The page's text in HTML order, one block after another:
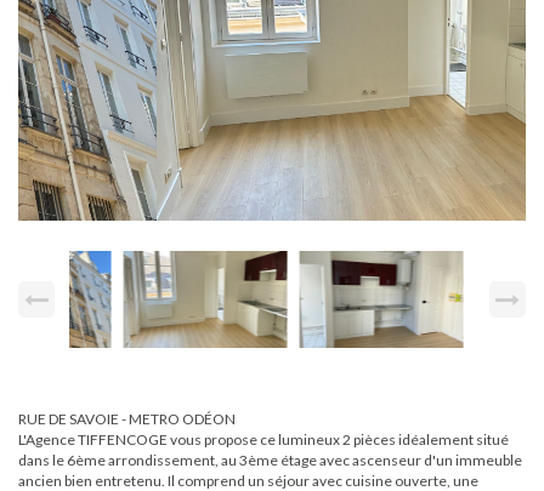
RUE DE SAVOIE - METRO ODÉON
L'Agence TIFFENCOGE vous propose ce lumineux 2 pièces idéalement situé
dans le 6ème arrondissement, au 3ème étage avec ascenseur d'un immeuble
ancien bien entretenu. Il comprend un séjour avec cuisine ouverte, une